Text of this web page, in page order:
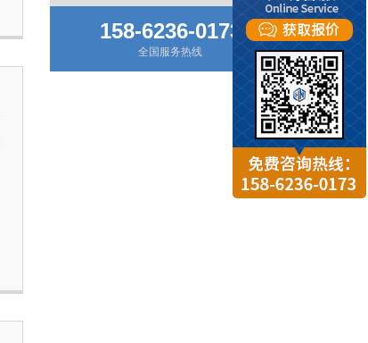
158-6236-0173
全国服务热线